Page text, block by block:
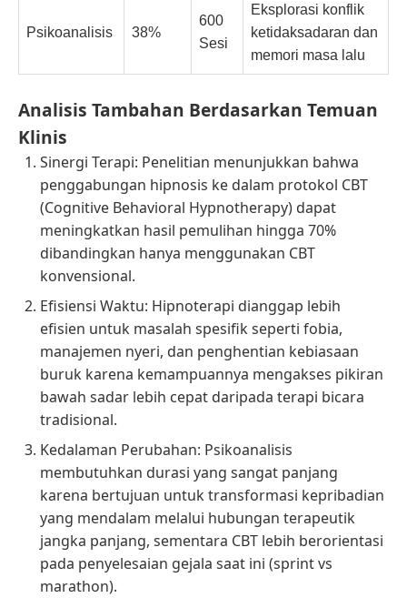
Psikoanalisis 38%
600
Sesi
Eksplorasi konflik
ketidaksadaran dan
memori masa lalu
Analisis Tambahan Berdasarkan Temuan
Klinis
Sinergi Terapi: Penelitian menunjukkan bahwa
penggabungan hipnosis ke dalam protokol CBT
(Cognitive Behavioral Hypnotherapy) dapat
meningkatkan hasil pemulihan hingga 70%
dibandingkan hanya menggunakan CBT
konvensional.
Efisiensi Waktu: Hipnoterapi dianggap lebih
efisien untuk masalah spesifik seperti fobia,
manajemen nyeri, dan penghentian kebiasaan
buruk karena kemampuannya mengakses pikiran
bawah sadar lebih cepat daripada terapi bicara
tradisional.
Kedalaman Perubahan: Psikoanalisis
membutuhkan durasi yang sangat panjang
karena bertujuan untuk transformasi kepribadian
yang mendalam melalui hubungan terapeutik
jangka panjang, sementara CBT lebih berorientasi
pada penyelesaian gejala saat ini (sprint vs
marathon).